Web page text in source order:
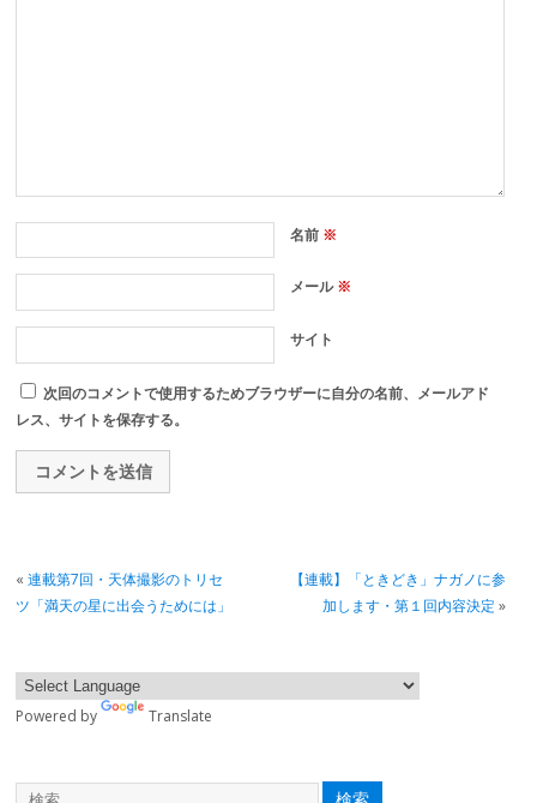
名前 ※
メール※
サイト
次回のコメントで使用するためブラウザーに自分の名前、メールアド
レス、サイトを保存する。
«連載第7回・天体撮影のトリセ
ツ「満天の星に出会うためには」
【連載】「ときどき」ナガノに参
加します・第１回内容決定 »
Powered by Translate